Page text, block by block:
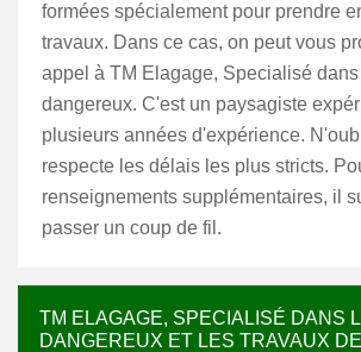
formées spécialement pour prendre
travaux. Dans ce cas, on peut vous
appel à TM Elagage, Specialisé
dangereux. C'est un paysagiste
plusieurs années d'expérience.
respecte les délais les plus stricts.
renseignements supplémentaires, il
passer un coup de fil.
TM ELAGAGE, SPECIALISÉ DANS
DANGEREUX ET LES TRAVAUX DE